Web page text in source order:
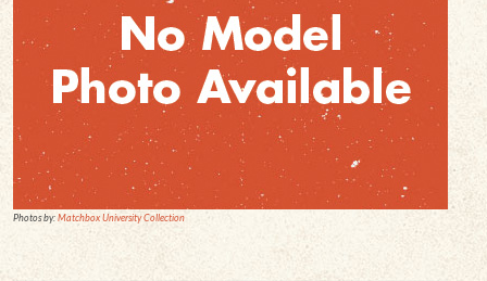
Photos by:Matchbox University Collection